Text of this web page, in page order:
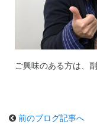
ご興味のある方は、
前のブログ記事へ